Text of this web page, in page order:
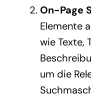
On-Page
Elemente
wie Texte,
um die